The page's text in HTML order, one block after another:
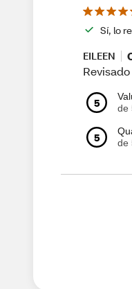
Sí, lo
EILEEN
5
de
5
de